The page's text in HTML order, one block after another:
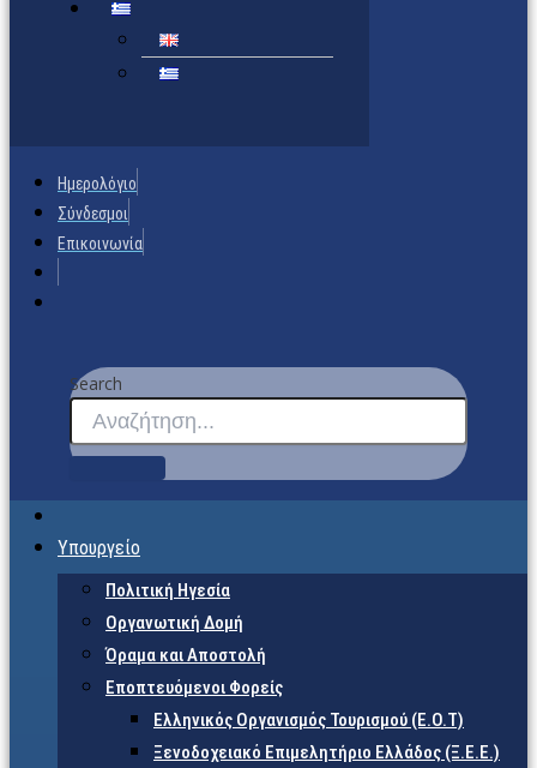
Ημερολόγιο
Σύνδεσμοι
Επικοινωνία
Search
Υπουργείο
Πολιτική Ηγεσία
Οργανωτική Δομή
Όραμα και Αποστολή
Εποπτευόμενοι Φορείς
Eλληνικός Οργανισμός Τουρισμού (Ε.Ο.Τ)
Ξενοδοχειακό Επιμελητήριο Ελλάδος (Ξ.Ε.Ε.)